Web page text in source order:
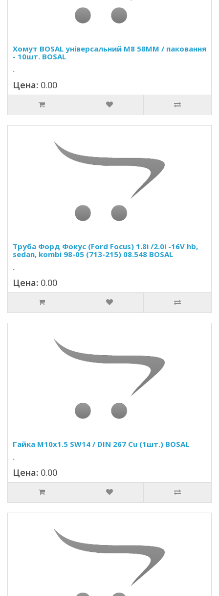
Хомут BOSAL універсальний M8 58MM / паковання
- 10шт. BOSAL
..
Цена: 0.00
Труба Форд Фокус (Ford Focus) 1.8i /2.0i -16V hb,
sedan, kombi 98-05 (713-215) 08.548 BOSAL
..
Цена: 0.00
Гайка M10x1.5 SW14 / DIN 267 Cu (1шт.) BOSAL
..
Цена: 0.00